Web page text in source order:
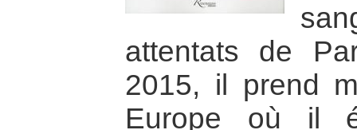
attentats de
2015, il prend
Europe où il